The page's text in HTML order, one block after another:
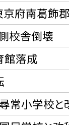
京府南葛飾
校舎倒壊
館落成
常小学校と